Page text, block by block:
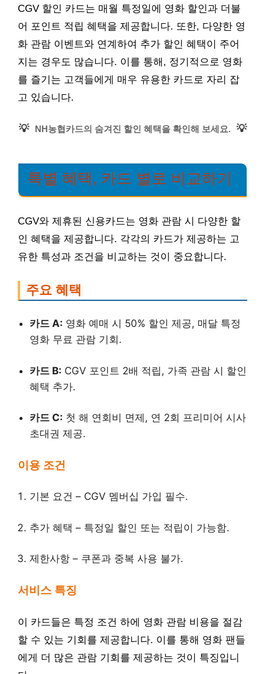
CGV 할인 카드는 매월 특정일에 영화 할인과 더불
어 포인트 적립 혜택을 제공합니다. 또한, 다양한 영
화 관람 이벤트와 연계하여 추가 할인 혜택이 주어
지는 경우도 많습니다. 이를 통해, 정기적으로 영화
를 즐기는 고객들에게 매우 유용한 카드로 자리 잡
고 있습니다.
💡 NH농협카드의 숨겨진 할인 혜택을 확인해 보세요. 💡
특별 혜택, 카드 별로 비교하기
CGV와 제휴된 신용카드는 영화 관람 시 다양한 할
인 혜택을 제공합니다. 각각의 카드가 제공하는 고
유한 특성과 조건을 비교하는 것이 중요합니다.
주요 혜택
카드 A: 영화 예매 시 50% 할인 제공, 매달 특정
영화 무료 관람 기회.
카드 B: CGV 포인트 2배 적립, 가족 관람 시 할인
혜택 추가.
카드 C: 첫 해 연회비 면제, 연 2회 프리미어 시사
초대권 제공.
이용 조건
기본 요건 – CGV 멤버십 가입 필수.
추가 혜택 – 특정일 할인 또는 적립이 가능함.
제한사항 – 쿠폰과 중복 사용 불가.
서비스 특징
이 카드들은 특정 조건 하에 영화 관람 비용을 절감
할 수 있는 기회를 제공합니다. 이를 통해 영화 팬들
에게 더 많은 관람 기회를 제공하는 것이 특징입니